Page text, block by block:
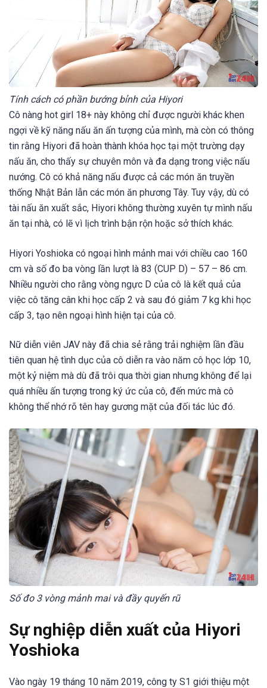
Tính cách có phần bướng bỉnh của Hiyori
Cô nàng hot girl 18+ này không chỉ được người khác khen
ngợi về kỹ năng nấu ăn ấn tượng của mình, mà còn có thông
tin rằng Hiyori đã hoàn thành khóa học tại một trường dạy
nấu ăn, cho thấy sự chuyên môn và đa dạng trong việc nấu
nướng. Cô có khả năng nấu được cả các món ăn truyền
thống Nhật Bản lẫn các món ăn phương Tây. Tuy vậy, dù có
tài nấu ăn xuất sắc, Hiyori không thường xuyên tự mình nấu
ăn tại nhà, có lẽ vì lịch trình bận rộn hoặc sở thích khác.
Hiyori Yoshioka có ngoại hình mảnh mai với chiều cao 160
cm và số đo ba vòng lần lượt là 83 (CUP D) – 57 – 86 cm.
Nhiều người cho rằng vòng ngực D của cô là kết quả của
việc cô tăng cân khi học cấp 2 và sau đó giảm 7 kg khi học
cấp 3, tạo nên ngoại hình hiện tại của cô.
Nữ diễn viên JAV này đã chia sẻ rằng trải nghiệm lần đầu
tiên quan hệ tình dục của cô diễn ra vào năm cô học lớp 10,
một kỷ niệm mà dù đã trôi qua thời gian nhưng không để lại
quá nhiều ấn tượng trong ký ức của cô, đến mức mà cô
không thể nhớ rõ tên hay gương mặt của đối tác lúc đó.
Số đo 3 vòng mảnh mai và đầy quyến rũ
Sự nghiệp diễn xuất của Hiyori
Yoshioka
Vào ngày 19 tháng 10 năm 2019, công ty S1 giới thiệu một